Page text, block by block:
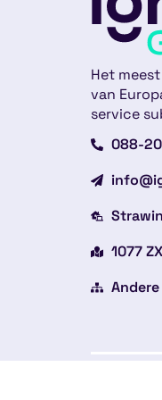
Het
van
service
088-
1077